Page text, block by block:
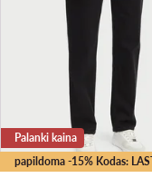
papildoma -15% Kodas:
Palanki kaina